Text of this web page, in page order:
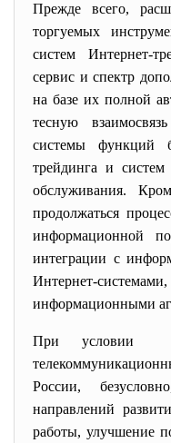
Прежде всего,
торгуемых
систем Интернет-
сервис и спектр
на базе их полной
тесную
системы функций
трейдинга и систем
обслуживания.
продолжаться
информационной
интеграции с
Интернет-
информационными
При условии
России,
направлений
работы, улучшение